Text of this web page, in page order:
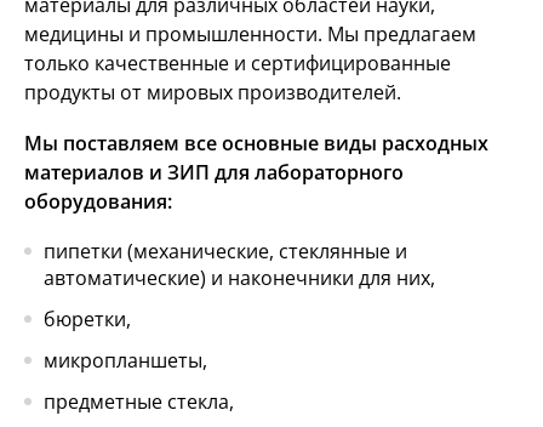
медицины и промышленности. Мы предлагаем
только качественные и сертифицированные
продукты от мировых производителей.
Мы поставляем все основные виды расходных
материалов и ЗИП для лабораторного
оборудования:
пипетки (механические, стеклянные и
автоматические) и наконечники для них,
бюретки,
микропланшеты,
предметные стекла,